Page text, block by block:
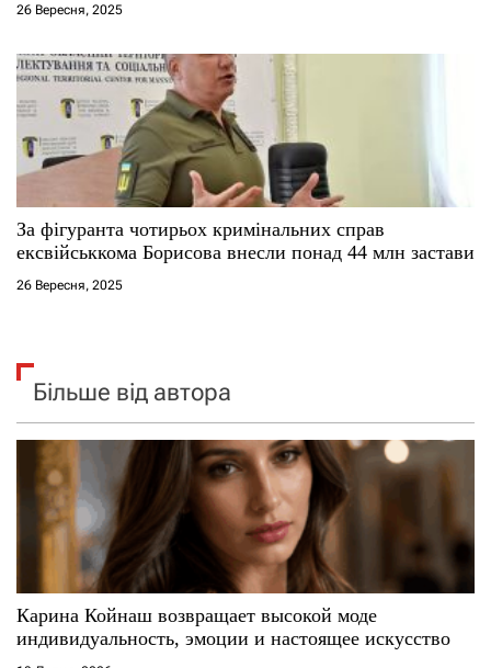
26 Вересня, 2025
За фігуранта чотирьох кримінальних справ
ексвійськкома Борисова внесли понад 44 млн застави
26 Вересня, 2025
Більше від автора
Карина Койнаш возвращает высокой моде
индивидуальность, эмоции и настоящее искусство